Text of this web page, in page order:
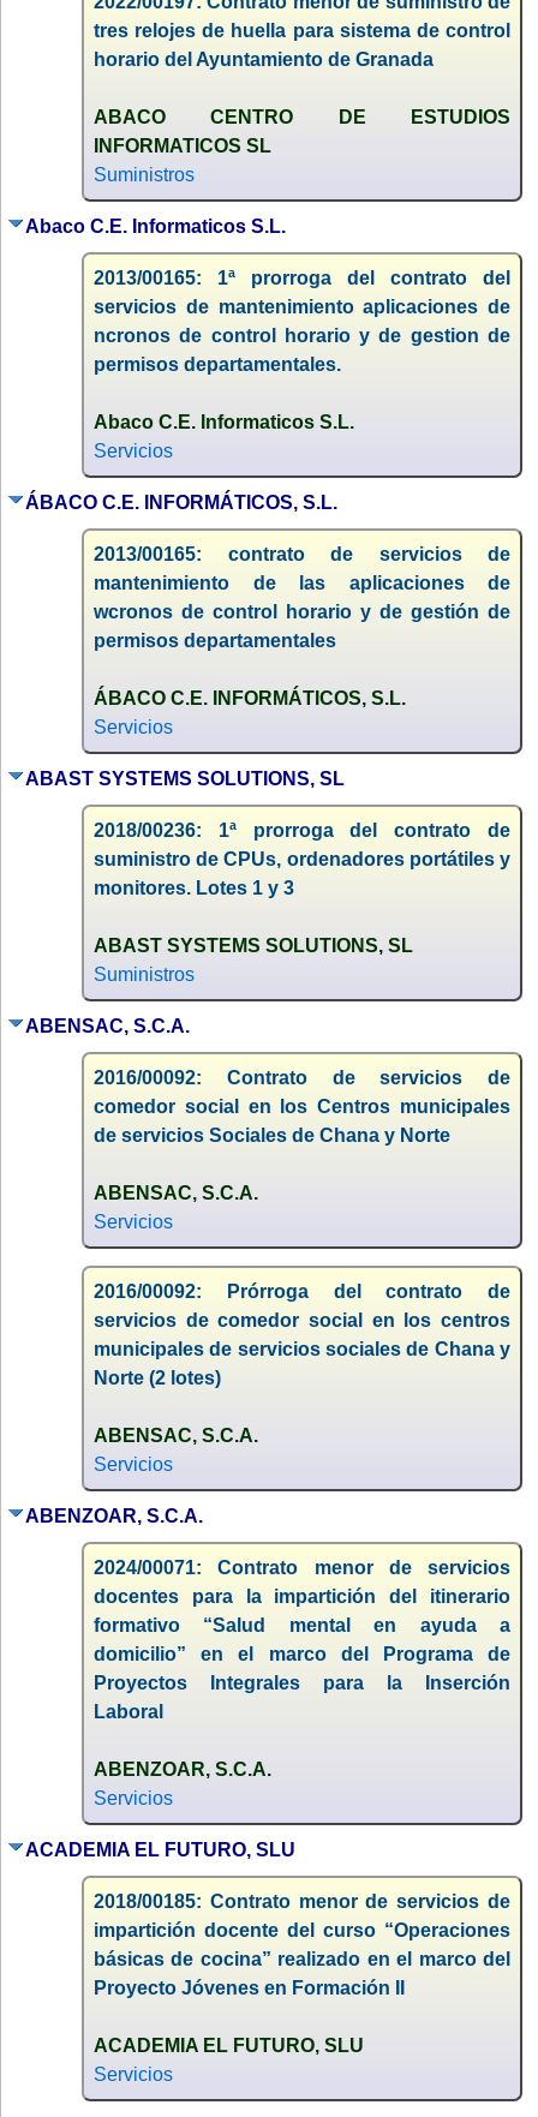
tres relojes de huella para sistema de control
horario del Ayuntamiento de Granada
ABACO CENTRO DE ESTUDIOS
INFORMATICOS SL
Suministros
Abaco C.E. Informaticos S.L.
2013/00165: 1ª prorroga del contrato del
servicios de mantenimiento aplicaciones de
ncronos de control horario y de gestion de
permisos departamentales.
Abaco C.E. Informaticos S.L.
Servicios
ÁBACO C.E. INFORMÁTICOS, S.L.
2013/00165: contrato de servicios de
mantenimiento de las aplicaciones de
wcronos de control horario y de gestión de
permisos departamentales
ÁBACO C.E. INFORMÁTICOS, S.L.
Servicios
ABAST SYSTEMS SOLUTIONS, SL
2018/00236: 1ª prorroga del contrato de
suministro de CPUs, ordenadores portátiles y
monitores. Lotes 1 y 3
ABAST SYSTEMS SOLUTIONS, SL
Suministros
ABENSAC, S.C.A.
2016/00092: Contrato de servicios de
comedor social en los Centros municipales
de servicios Sociales de Chana y Norte
ABENSAC, S.C.A.
Servicios
2016/00092: Prórroga del contrato de
servicios de comedor social en los centros
municipales de servicios sociales de Chana y
Norte (2 lotes)
ABENSAC, S.C.A.
Servicios
ABENZOAR, S.C.A.
2024/00071: Contrato menor de servicios
docentes para la impartición del itinerario
formativo “Salud mental en ayuda a
domicilio” en el marco del Programa de
Proyectos Integrales para la Inserción
Laboral
ABENZOAR, S.C.A.
Servicios
ACADEMIA EL FUTURO, SLU
2018/00185: Contrato menor de servicios de
impartición docente del curso “Operaciones
básicas de cocina” realizado en el marco del
Proyecto Jóvenes en Formación II
ACADEMIA EL FUTURO, SLU
Servicios